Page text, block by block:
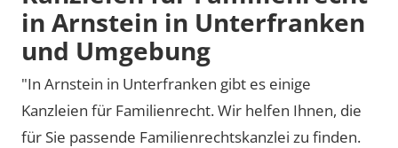
in Arnstein in Unterfranken
und Umgebung
"In Arnstein in Unterfranken gibt es einige
Kanzleien für Familienrecht. Wir helfen Ihnen, die
für Sie passende Familienrechtskanzlei zu finden.